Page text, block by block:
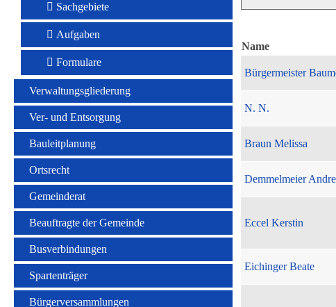
Sachgebiete
Aufgaben
Formulare
Verwaltungsgliederung
Ver- und Entsorgung
Bauleitplanung
Ortsrecht
Gemeinderat
Beauftragte der Gemeinde
Busverbindungen
Spartenträger
Bürgerversammlungen
Name
Bürgermeister
N. N.
Braun Melissa
Demmelmeier
Eccel Kerstin
Eichinger Beate